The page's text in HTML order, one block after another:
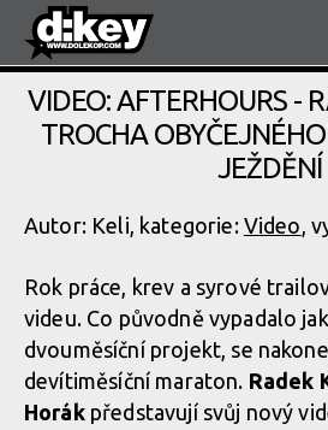
VIDEO: AFTERHOURS -
TROCHA
JEŽDĚNÍ
Autor: Keli, kategorie: Video,
Rok práce, krev a syrové
videu. Co původně vypadalo
dvouměsíční projekt, se
devítiměsíční maraton. Radek
Horákpředstavují svůj nový